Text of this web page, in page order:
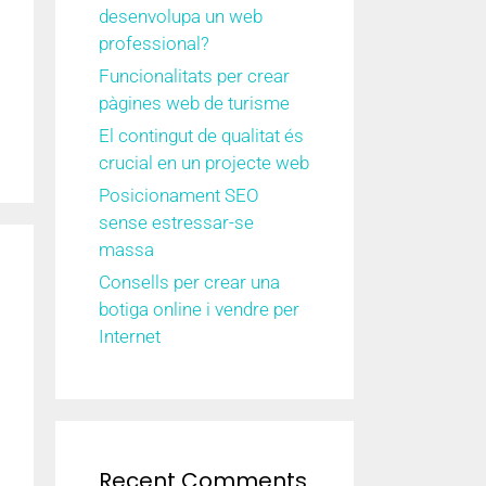
desenvolupa un web
professional?
Funcionalitats per crear
pàgines web de turisme
El contingut de qualitat és
crucial en un projecte web
Posicionament SEO
sense estressar-se
massa
Consells per crear una
botiga online i vendre per
Internet